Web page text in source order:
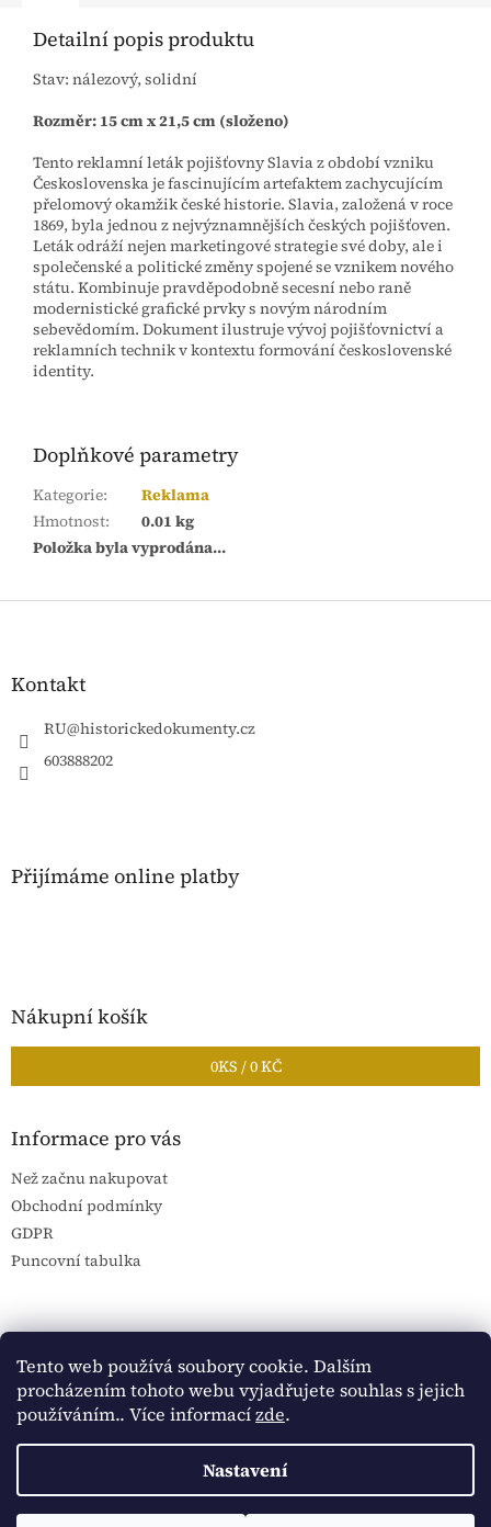
Tento web používá soubory cookie. Dalším
procházením tohoto webu vyjadřujete souhlas s jejich
používáním.. Více informacízde.
Nastavení
Detailní popis produktu
Stav: nálezový, solidní
Rozměr: 15 cm x 21,5 cm (složeno)
Tento reklamní leták pojišťovny Slavia z období vzniku
Československa je fascinujícím artefaktem zachycujícím
přelomový okamžik české historie. Slavia, založená v roce
1869, byla jednou z nejvýznamnějších českých pojišťoven.
Leták odráží nejen marketingové strategie své doby, ale i
společenské a politické změny spojené se vznikem nového
státu. Kombinuje pravděpodobně secesní nebo raně
modernistické grafické prvky s novým národním
sebevědomím. Dokument ilustruje vývoj pojišťovnictví a
reklamních technik v kontextu formování československé
identity.
Doplňkové parametry
Kategorie:
Reklama
Hmotnost:
0.01 kg
Položka byla vyprodána…
Z
Kontakt
RU@historickedokumenty.cz
603888202
Přijímáme online platby
Nákupní košík
0KS /0 KČ
Informace pro vás
Než začnu nakupovat
Obchodní podmínky
GDPR
Puncovní tabulka
Copyright 2026Historické dokumenty. Všechna práva